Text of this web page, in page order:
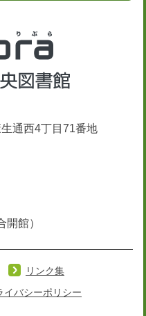
通西4丁目71番地
館）
リンク集
イバシーポリシー